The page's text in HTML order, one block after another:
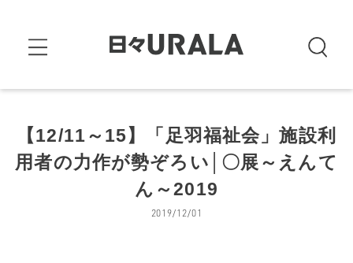
【12/11～15】「足羽福祉会」施設利
用者の力作が勢ぞろい│〇展～えんて
ん～2019
2019/12/01